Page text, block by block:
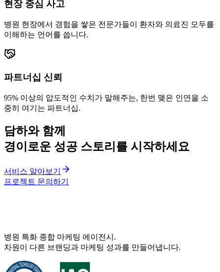
현장 중심 사고
병원 현장에서 경험을 쌓은 전문가들이 환자와 의료진 모두를
이해하는 언어를 씁니다.
파트너십 신뢰
95% 이상의 압도적인 수치가 말해주는, 한번 맺은 인연을 소
중히 여기는 파트너십.
담하와 함께
경이로운 성공 스토리 를 시작하세요
서비스 알아보기
프로젝트 문의하기
병원 특화 종합 마케팅 에이전시.
차원이 다른 브랜딩과 마케팅 성과를 만들어냅니다.